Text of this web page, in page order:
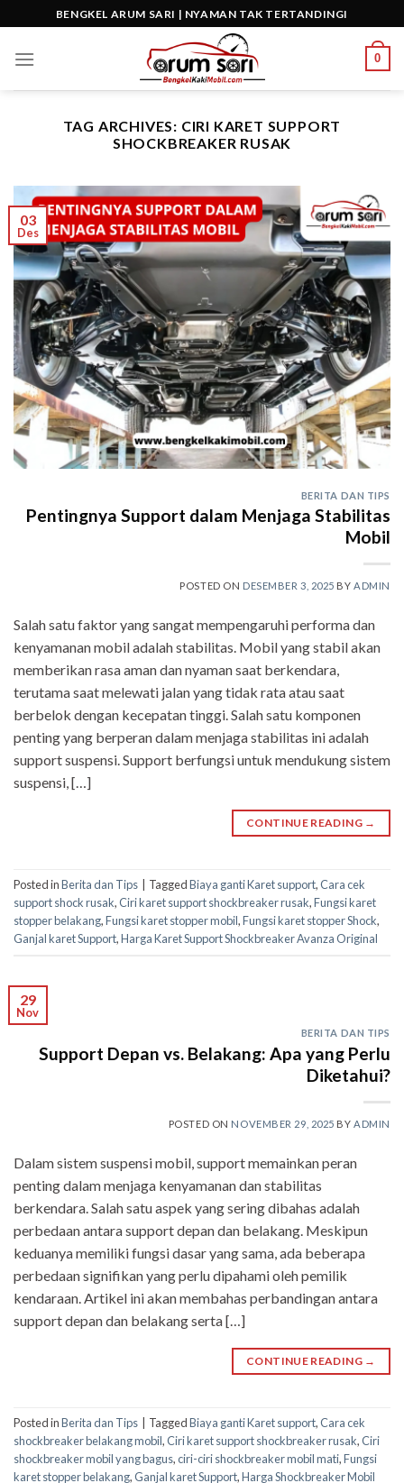
to
content
BENGKEL ARUM SARI | NYAMAN TAK TERTANDINGI
0
TAG ARCHIVES: CIRI KARET SUPPORT
SHOCKBREAKER RUSAK
03
Des
BERITA DAN TIPS
Pentingnya Support dalam Menjaga Stabilitas
Mobil
POSTED ON DESEMBER 3, 2025 BYADMIN
Salah satu faktor yang sangat mempengaruhi performa dan
kenyamanan mobil adalah stabilitas. Mobil yang stabil akan
memberikan rasa aman dan nyaman saat berkendara,
terutama saat melewati jalan yang tidak rata atau saat
berbelok dengan kecepatan tinggi. Salah satu komponen
penting yang berperan dalam menjaga stabilitas ini adalah
support suspensi. Support berfungsi untuk mendukung sistem
suspensi, […]
CONTINUE READING →
Posted inBerita dan Tips TaggedBiaya ganti Karet support,Cara cek
support shock rusak,Ciri karet support shockbreaker rusak,Fungsi karet
stopper belakang,Fungsi karet stopper mobil,Fungsi karet stopper Shock,
Ganjal karet Support,Harga Karet Support Shockbreaker Avanza Original
29
Nov
BERITA DAN TIPS
Support Depan vs. Belakang: Apa yang Perlu
Diketahui?
POSTED ON NOVEMBER 29, 2025 BYADMIN
Dalam sistem suspensi mobil, support memainkan peran
penting dalam menjaga kenyamanan dan stabilitas
berkendara. Salah satu aspek yang sering dibahas adalah
perbedaan antara support depan dan belakang. Meskipun
keduanya memiliki fungsi dasar yang sama, ada beberapa
perbedaan signifikan yang perlu dipahami oleh pemilik
kendaraan. Artikel ini akan membahas perbandingan antara
support depan dan belakang serta […]
CONTINUE READING →
Posted inBerita dan Tips TaggedBiaya ganti Karet support,Cara cek
shockbreaker belakang mobil,Ciri karet support shockbreaker rusak,Ciri
shockbreaker mobil yang bagus,ciri-ciri shockbreaker mobil mati,Fungsi
karet stopper belakang,Ganjal karet Support,Harga Shockbreaker Mobil